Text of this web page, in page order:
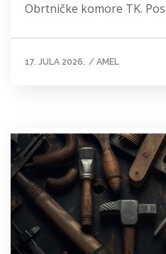
Obrtničke komore TK.
17. JULA 2026. / AMEL